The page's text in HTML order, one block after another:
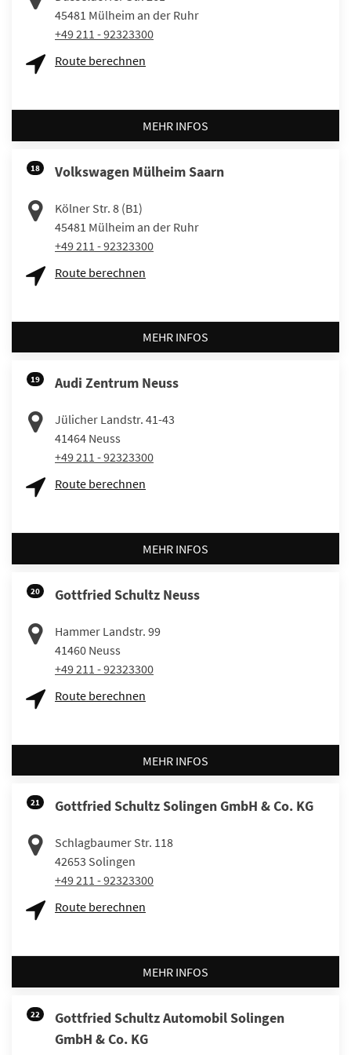
45481 Mülheim an der Ruhr
+49 211 - 92323300
Route berechnen
MEHR INFOS
18 Volkswagen Mülheim Saarn
Kölner Str. 8 (B1)
45481 Mülheim an der Ruhr
+49 211 - 92323300
Route berechnen
MEHR INFOS
19 Audi Zentrum Neuss
Jülicher Landstr. 41-43
41464 Neuss
+49 211 - 92323300
Route berechnen
MEHR INFOS
20 Gottfried Schultz Neuss
Hammer Landstr. 99
41460 Neuss
+49 211 - 92323300
Route berechnen
MEHR INFOS
21 Gottfried Schultz Solingen GmbH & Co. KG
Schlagbaumer Str. 118
42653 Solingen
+49 211 - 92323300
Route berechnen
MEHR INFOS
22
Gottfried Schultz Automobil Solingen
GmbH & Co. KG